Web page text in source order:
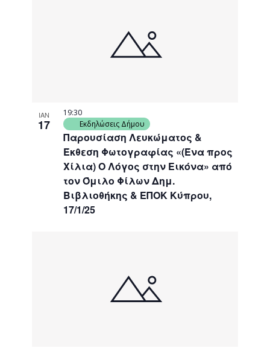
ΙΑΝ
17
Παρουσίαση Λευκώματος &
Έκθεση Φωτογραφίας «(Ένα προς
Χίλια) Ο Λόγος στην Εικόνα» από
τον Όμιλο Φίλων Δημ.
Βιβλιοθήκης & ΕΠΟΚ Κύπρου,
17/1/25
19:30
Εκδηλώσεις Δήμου